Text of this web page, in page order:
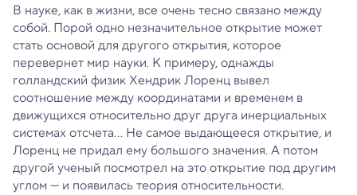
В науке, как в жизни, все очень тесно связано между
собой. Порой одно незначительное открытие может
стать основой для другого открытия, которое
перевернет мир науки. К примеру, однажды
голландский физик Хендрик Лоренц вывел
соотношение между координатами и временем в
движущихся относительно друг друга инерциальных
системах отсчета… Не самое выдающееся открытие, и
Лоренц не придал ему большого значения. А потом
другой ученый посмотрел на это открытие под другим
углом — и появилась теория относительности.